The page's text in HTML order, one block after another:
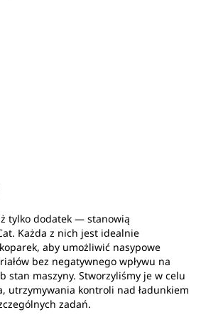
tylko dodatek — stanowią
Każda z nich jest idealnie
aby umożliwić nasypowe
bez negatywnego wpływu na
stan maszyny. Stworzyliśmy je w celu
utrzymywania kontroli nad ładunkiem
zadań.